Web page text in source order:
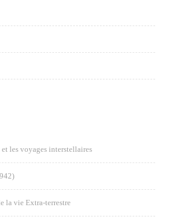
les voyages interstellaires
la vie Extra-terrestre